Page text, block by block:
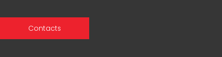
Contacts